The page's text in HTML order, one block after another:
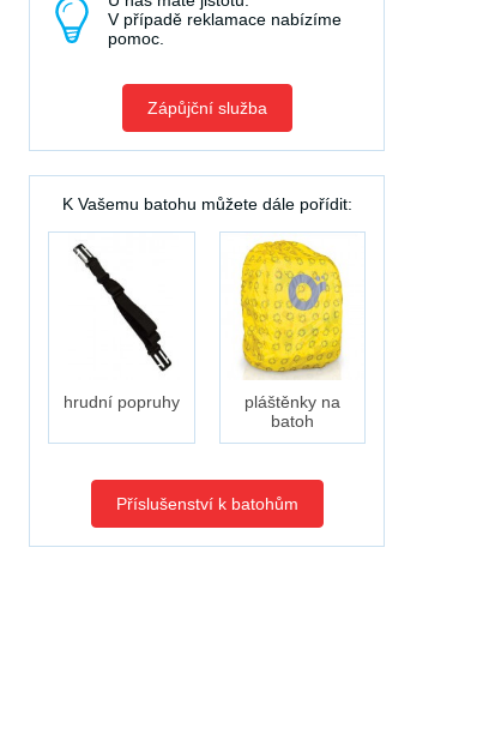
V případě reklamace nabízíme
pomoc.
Zápůjční služba
K Vašemu batohu můžete dále pořídit:
hrudní popruhy
pláštěnky na
batoh
Příslušenství k batohům